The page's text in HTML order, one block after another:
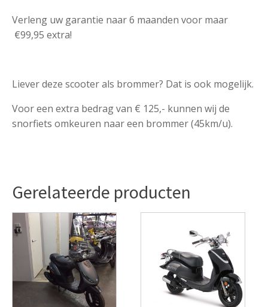
Verleng uw garantie naar 6 maanden voor maar
€99,95 extra!
Liever deze scooter als brommer? Dat is ook mogelijk.
Voor een extra bedrag van € 125,- kunnen wij de
snorfiets omkeuren naar een brommer (45km/u).
Gerelateerde producten